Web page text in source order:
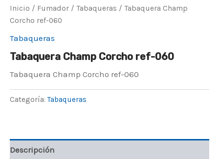
Inicio / Fumador / Tabaqueras / Tabaquera Champ
Corcho ref-060
Tabaqueras
Tabaquera Champ Corcho ref-060
Tabaquera Champ Corcho ref-060
Categoría:Tabaqueras
Descripción